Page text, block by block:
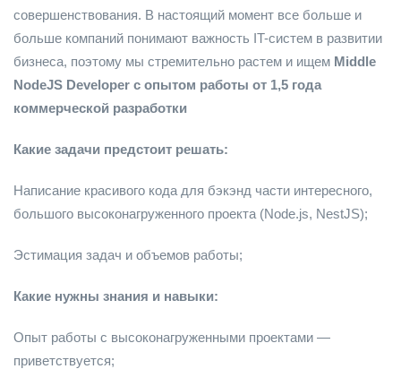
совершенствования. В настоящий момент все больше и
больше компаний понимают важность IT-систем в развитии
бизнеса, поэтому мы стремительно растем и ищем Middle
NodeJS Developer с опытом работы от 1,5 года
коммерческой разработки
Какие задачи предстоит решать:
Написание красивого кода для бэкэнд части интересного,
большого высоконагруженного проекта (Node.js, NestJS);
Эстимация задач и объемов работы;
Какие нужны знания и навыки:
Опыт работы с высоконагруженными проектами —
приветствуется;